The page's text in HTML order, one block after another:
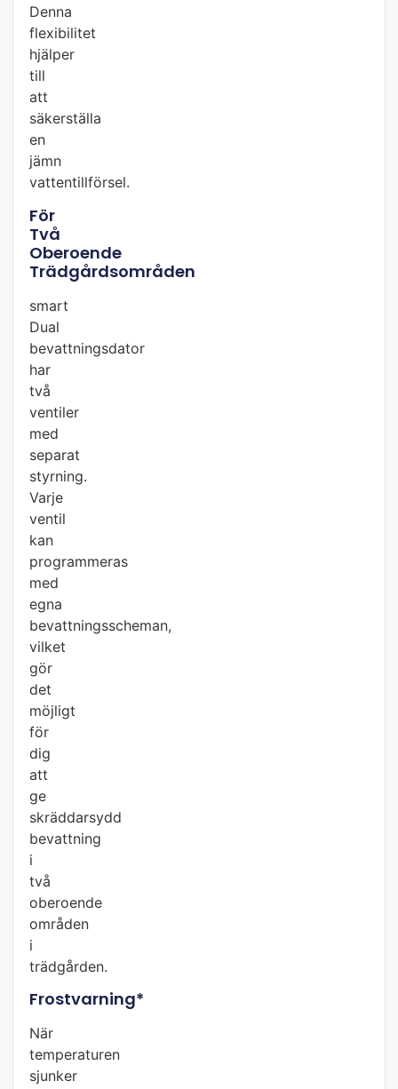
Denna
flexibilitet
hjälper
till
att
säkerställa
en
jämn
vattentillförsel.
För
Två
Oberoende
Trädgårdsområden
smart
Dual
bevattningsdator
har
två
ventiler
med
separat
styrning.
Varje
ventil
kan
programmeras
med
egna
bevattningsscheman,
vilket
gör
det
möjligt
för
dig
att
ge
skräddarsydd
bevattning
i
två
oberoende
områden
i
trädgården.
Frostvarning*
När
temperaturen
sjunker